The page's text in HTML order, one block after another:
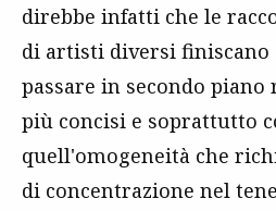
direbbe infatti che le
di artisti diversi finiscano
passare in secondo
più concisi e soprattutto
quell'omogeneità che
di concentrazione nel